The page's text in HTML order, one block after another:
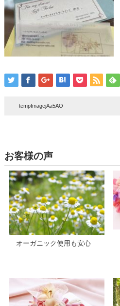
tempImagejAa5AO
お客様の声
オーガニック使用も安心